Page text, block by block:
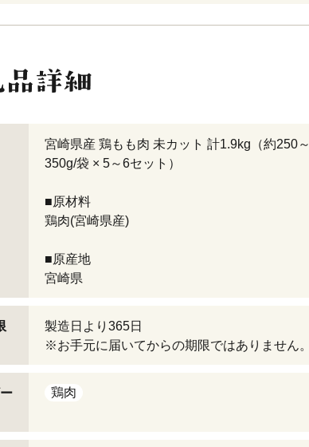
宮崎県産 鶏もも肉 未カット 計1.9kg（約250～
350g/袋 × 5～6セット）
■原材料
鶏肉(宮崎県産)
■原産地
宮崎県
製造日より365日
※お手元に届いてからの期限ではありません。
鶏肉